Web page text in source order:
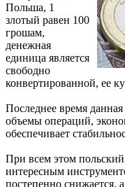
Польша, 1
злотый равен 100
грошам,
денежная
единица является
свободно
конвертированной, ее
Последнее время
объемы операций,
обеспечивает
При всем этом польский
интересным
постепенно снижается,